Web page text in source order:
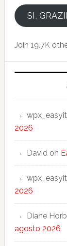
email
SI,
Join 19.7K
2026
Davidon
2026
Diane
agosto 2026